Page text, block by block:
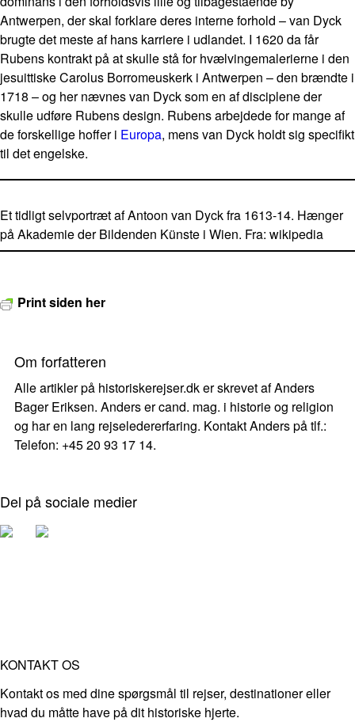
Antwerpen, der skal forklare deres interne forhold – van Dyck
brugte det meste af hans karriere i udlandet. I 1620 da får
Rubens kontrakt på at skulle stå for hvælvingemalerierne i den
jesuittiske Carolus Borromeuskerk i Antwerpen – den brændte i
1718 – og her nævnes van Dyck som en af disciplene der
skulle udføre Rubens design. Rubens arbejdede for mange af
de forskellige hoffer i Europa, mens van Dyck holdt sig specifikt
til det engelske.
Et tidligt selvportræt af Antoon van Dyck fra 1613-14. Hænger
på Akademie der Bildenden Künste i Wien. Fra: wikipedia
Print siden her
Om forfatteren
Alle artikler på historiskerejser.dk er skrevet af Anders
Bager Eriksen. Anders er cand. mag. i historie og religion
og har en lang rejseledererfaring. Kontakt Anders på tlf.:
Telefon: +45 20 93 17 14.
Del på sociale medier
KONTAKT OS
Kontakt os med dine spørgsmål til rejser, destinationer eller
hvad du måtte have på dit historiske hjerte.